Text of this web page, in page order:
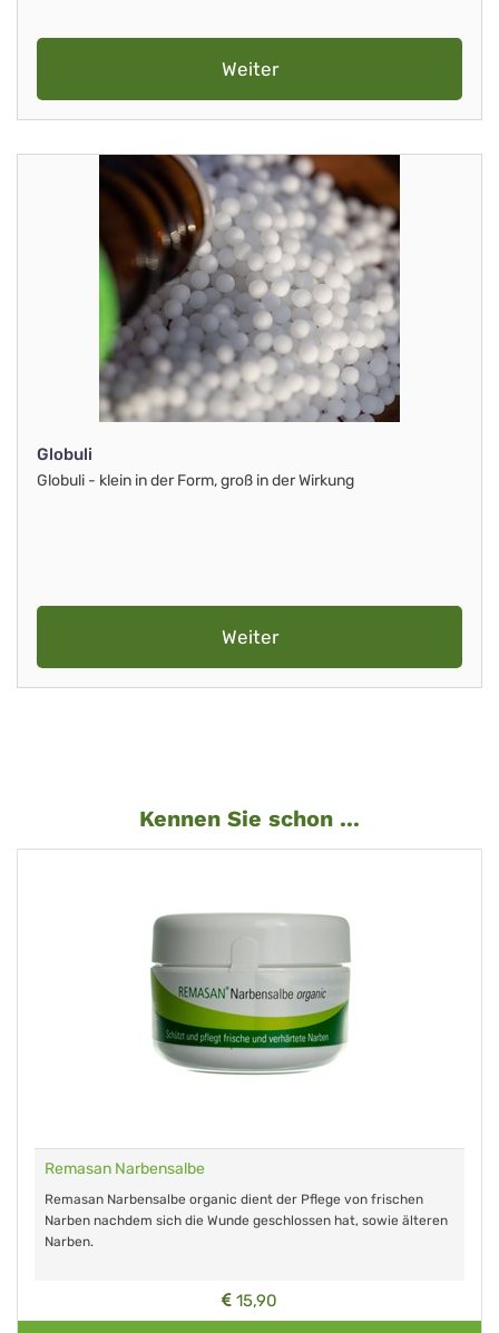
Weiter
Globuli
Globuli - klein in der Form, groß in der Wirkung
Weiter
Kennen Sie schon ...
Remasan Narbensalbe
Remasan Narbensalbe organic dient der Pflege von frischen
Narben nachdem sich die Wunde geschlossen hat, sowie älteren
Narben.
15,90